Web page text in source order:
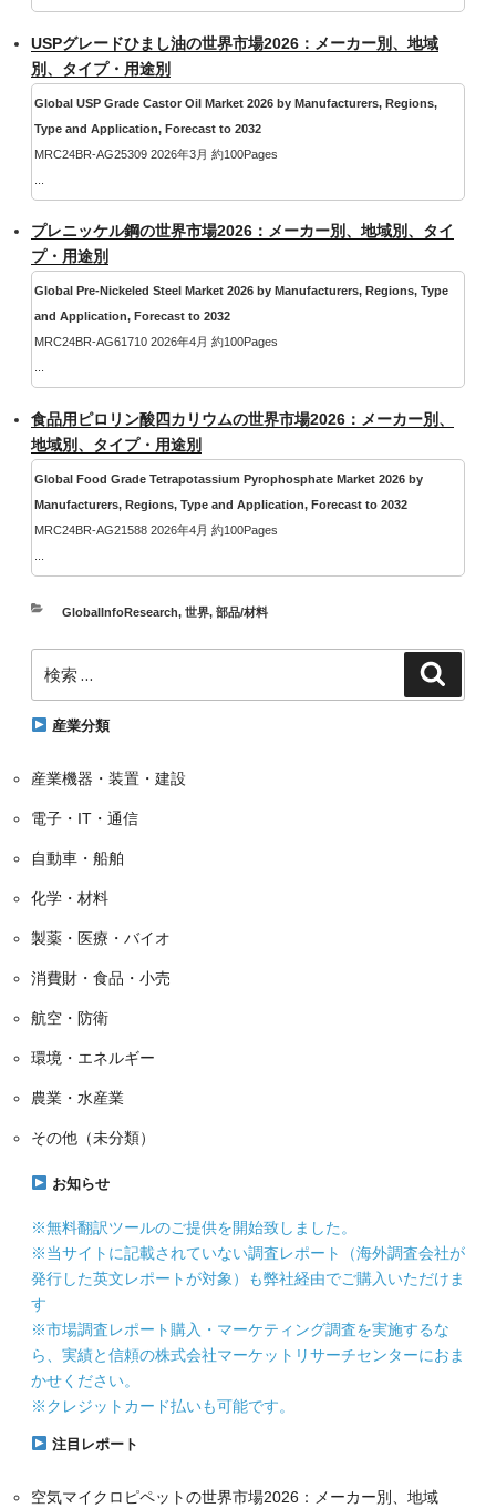
USPグレードひまし油の世界市場2026：メーカー別、地域
別、タイプ・用途別
Global USP Grade Castor Oil Market 2026 by Manufacturers, Regions,
Type and Application, Forecast to 2032
MRC24BR-AG25309 2026年3月 約100Pages
プレニッケル鋼の世界市場2026：メーカー別、地域別、タイ
プ・用途別
Global Pre-Nickeled Steel Market 2026 by Manufacturers, Regions, Type
and Application, Forecast to 2032
MRC24BR-AG61710 2026年4月 約100Pages
食品用ピロリン酸四カリウムの世界市場2026：メーカー別、
地域別、タイプ・用途別
Global Food Grade Tetrapotassium Pyrophosphate Market 2026 by
Manufacturers, Regions, Type and Application, Forecast to 2032
MRC24BR-AG21588 2026年4月 約100Pages
カ
リ
GlobalInfoResearch, 世界, 部品/材料
索:
産業分類
産業機器・装置・建設
電子・IT・通信
自動車・船舶
化学・材料
製薬・医療・バイオ
消費財・食品・小売
航空・防衛
環境・エネルギー
農業・水産業
その他（未分類）
お知らせ
※無料翻訳ツールのご提供を開始致しました。
※当サイトに記載されていない調査レポート（海外調査会社が
発行した英文レポートが対象）も弊社経由でご購入いただけま
す
※市場調査レポート購入・マーケティング調査を実施するな
ら、実績と信頼の株式会社マーケットリサーチセンターにおま
かせください。
※クレジットカード払いも可能です。
注目レポート
空気マイクロピペットの世界市場2026：メーカー別、地域